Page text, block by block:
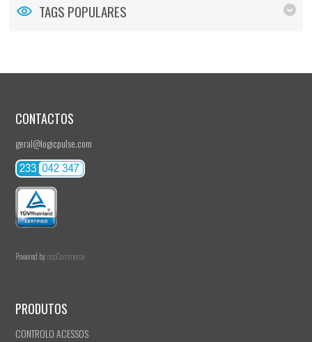
TAGS POPULARES
CONTACTOS
geral@logicpulse.com
Powered bynopCommerce
PRODUTOS
CONTROLO ACESSOS